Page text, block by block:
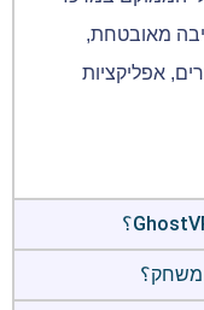
מאובטחת,
אפליקציות